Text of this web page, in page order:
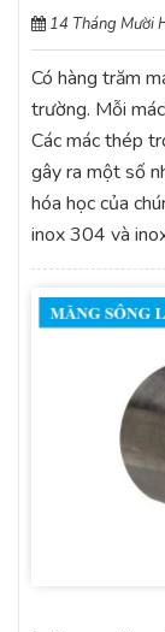
14 Tháng Mười
Có hàng trăm
trường. Mỗi
Các mác thép
gây ra một số
hóa học của
inox 304 và